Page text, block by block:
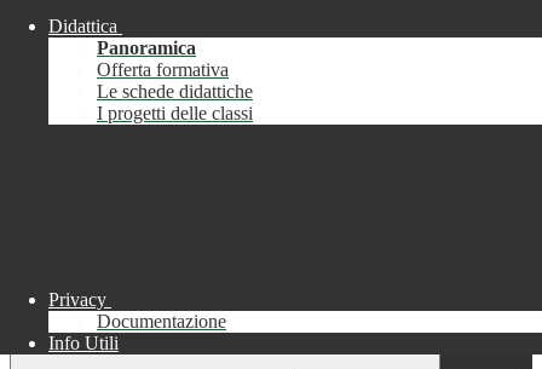
Chiudi
Informazione
Didattica
Panoramica
Offerta formativa
Le schede didattiche
I progetti delle classi
Privacy
Documentazione
Info Utili